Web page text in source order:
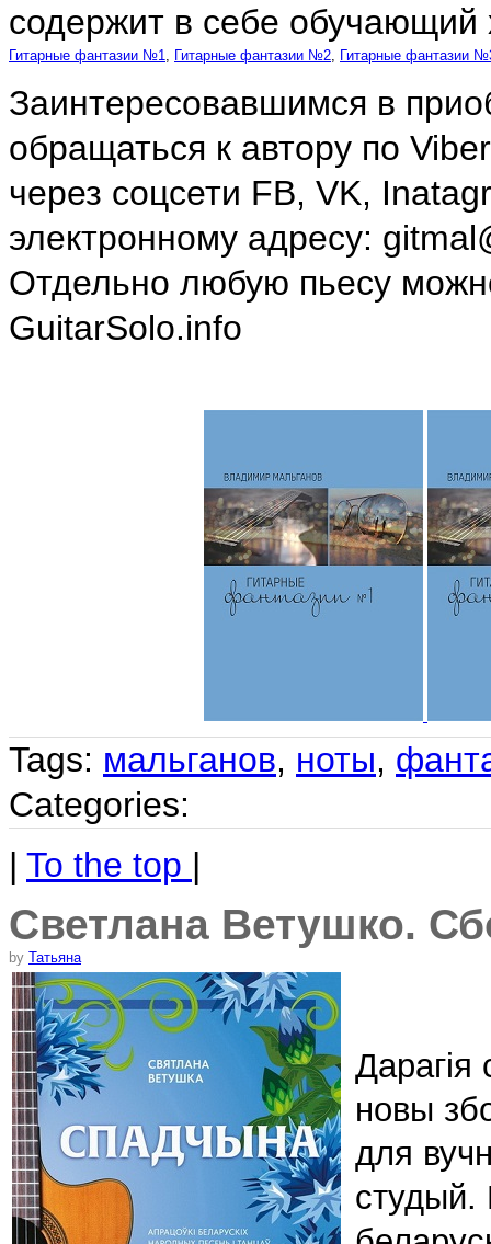
содержит в себе обучающий
Гитарные фантазии №1 Гитарные фантазии №2 Гитарные фантазии
Заинтересовавшимся в
обращаться к автору по
через соцсети FB, VK,
электронному адресу:
Отдельно любую пьесу
GuitarSolo.info
Tags: мальганов, ноты,
Categories:
| To the top |
Светлана Ветушко.
by Татьяна
новы
для
студый.